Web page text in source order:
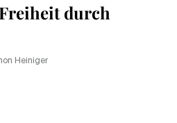
durch
Heiniger